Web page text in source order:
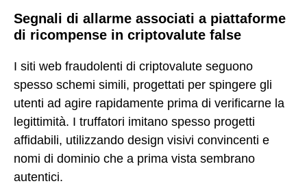
Segnali di allarme associati a piattaforme
di ricompense in criptovalute false
I siti web fraudolenti di criptovalute seguono
spesso schemi simili, progettati per spingere gli
utenti ad agire rapidamente prima di verificarne la
legittimità. I truffatori imitano spesso progetti
affidabili, utilizzando design visivi convincenti e
nomi di dominio che a prima vista sembrano
autentici.